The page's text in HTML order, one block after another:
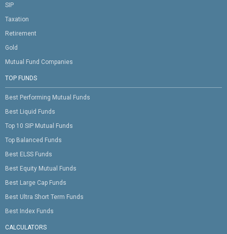
SIP
Taxation
Retirement
Gold
Mutual Fund Companies
TOP FUNDS
Best Performing Mutual Funds
Best Liquid Funds
Top 10 SIP Mutual Funds
Top Balanced Funds
Best ELSS Funds
Best Equity Mutual Funds
Best Large Cap Funds
Best Ultra Short Term Funds
Best Index Funds
CALCULATORS